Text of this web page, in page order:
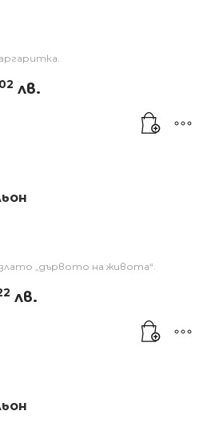
02 лв.
„дървото на живота“.
лв.